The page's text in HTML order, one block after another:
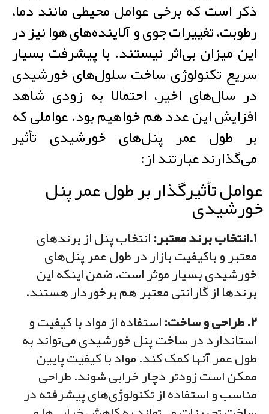
ذکر است که برخی عوامل محیطی مانند دما،
رطوبت، تغییرات جوی و آلایند‌ه‌های هوا نیز در
این میزان بی‌اثر نیستند. با پیشرفت بسیار
سریع تکنولوژی ساخت سلول‌های خورشیدی
در سال‌های اخیر، احتمالا به زودی شاهد
افزایش این عدد هم خواهیم بود. عواملی که
بر طول عمر پنل‌های خورشیدی تأثیر
می‌گذارند عبارتند از:
عوامل تأثیرگذار بر طول عمر پنل
خورشیدی
۱.انتخاب برند معتبر: انتخاب پنل‌ از برندهای
معتبر و باکیفیت بازار در طول عمر پنل‌های
خورشیدی بسیار موثر است. ضمن اینکه این
برندها از گارانتی معتبر هم برخوردار هستند.
۲. طراحی و ساخت:
استفاده از مواد با کیفیت و
استاندارد در ساخت پنل خورشیدی می‌تواند به
طول عمر آنها کمک کند. مواد با کیفیت پایین
ممکن است زودتر دچار خرابی شوند. طراحی
مناسب و استفاده از تکنولوژی‌های پیشرفته در